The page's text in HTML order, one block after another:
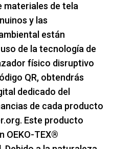
materiales de tela
y las
están
de la tecnología de
físico disruptivo
QR, obtendrás
dedicado del
de cada producto
Este producto
OEKO-TEX®